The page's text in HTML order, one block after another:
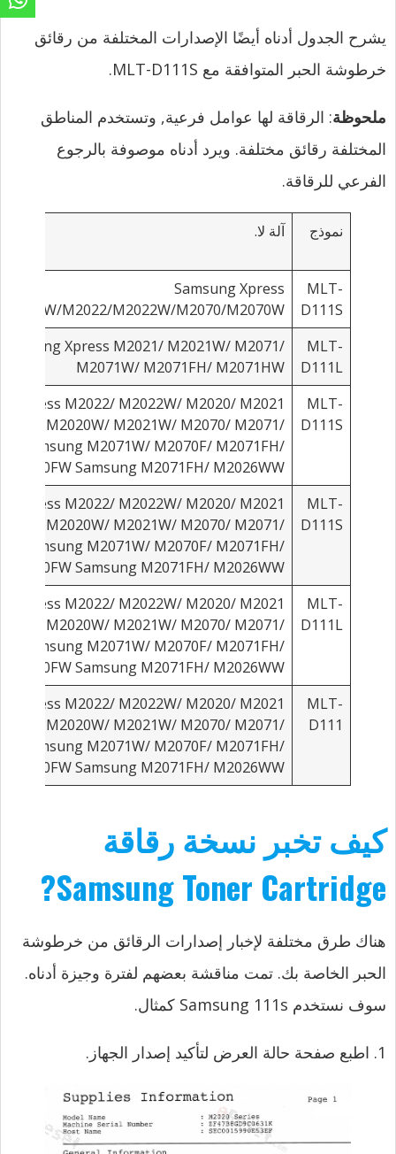
يشرح الجدول أدناه أيضًا الإصدارات المختلفة من رقائق
خرطوشة الحبر المتوافقة مع MLT-D111S.
ملحوظة: الرقاقة لها عوامل فرعية, وتستخدم المناطق
المختلفة رقائق مختلفة. ويرد أدناه موصوفة بالرجوع
الفرعي للرقاقة.
نموذج آلة لا.
MLT-
D111S
Samsung Xpress
M2022/M2022W/M2070/M2070W
MLT-
D111L
Xpress M2021/ M2021W/ M2071/
M2071W/ M2071FH/ M2071HW
MLT-
D111S
Press M2022/ M2022W/ M2020/ M2021
M2020W/ M2021W/ M2070/ M2071/
Samsung M2071W/ M2070F/ M2071FH/
M2070FW Samsung M2071FH/ M2026WW
MLT-
D111S
Press M2022/ M2022W/ M2020/ M2021
M2020W/ M2021W/ M2070/ M2071/
Samsung M2071W/ M2070F/ M2071FH/
M2070FW Samsung M2071FH/ M2026WW
MLT-
D111L
Press M2022/ M2022W/ M2020/ M2021
M2020W/ M2021W/ M2070/ M2071/
Samsung M2071W/ M2070F/ M2071FH/
M2070FW Samsung M2071FH/ M2026WW
MLT-
D111
Press M2022/ M2022W/ M2020/ M2021
M2020W/ M2021W/ M2070/ M2071/
Samsung M2071W/ M2070F/ M2071FH/
M2070FW Samsung M2071FH/ M2026WW
كيف تخبر نسخة رقاقة
Samsung Toner Cartridge?
هناك طرق مختلفة لإخبار إصدارات الرقائق من خرطوشة
الحبر الخاصة بك. تمت مناقشة بعضهم لفترة وجيزة أدناه.
سوف نستخدم Samsung 111s كمثال.
1. اطبع صفحة حالة العرض لتأكيد إصدار الجهاز.